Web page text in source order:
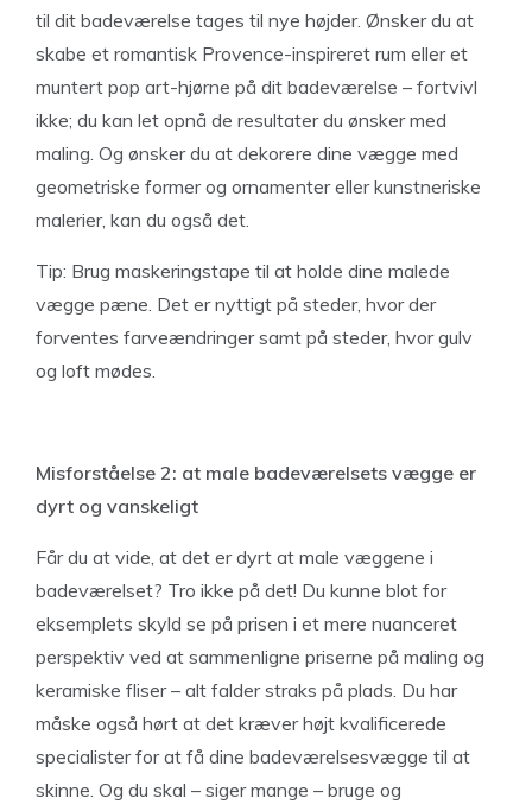
til dit badeværelse tages til nye højder. Ønsker du at
skabe et romantisk Provence-inspireret rum eller et
muntert pop art-hjørne på dit badeværelse – fortvivl
ikke; du kan let opnå de resultater du ønsker med
maling. Og ønsker du at dekorere dine vægge med
geometriske former og ornamenter eller kunstneriske
malerier, kan du også det.
Tip: Brug maskeringstape til at holde dine malede
vægge pæne. Det er nyttigt på steder, hvor der
forventes farveændringer samt på steder, hvor gulv
og loft mødes.
Misforståelse 2: at male badeværelsets vægge er
dyrt og vanskeligt
Får du at vide, at det er dyrt at male væggene i
badeværelset? Tro ikke på det! Du kunne blot for
eksemplets skyld se på prisen i et mere nuanceret
perspektiv ved at sammenligne priserne på maling og
keramiske fliser – alt falder straks på plads. Du har
måske også hørt at det kræver højt kvalificerede
specialister for at få dine badeværelsesvægge til at
skinne. Og du skal – siger mange – bruge og